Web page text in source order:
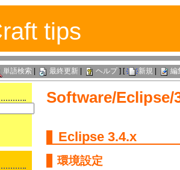
tips
単語検索| 最終更新| ヘルプ] [ 新規 編
Software/Eclipse/
Eclipse 3.4.x
環境設定